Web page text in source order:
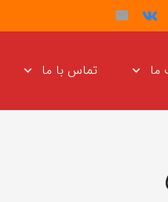
ما تماس با ما